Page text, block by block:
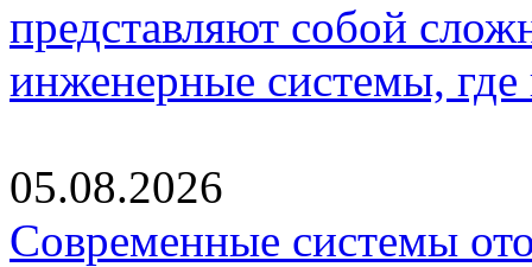
представляют собой
инженерные системы,
05.08.2026
Современные системы